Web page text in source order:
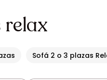
relax
Sofá 2 o 3 plazas